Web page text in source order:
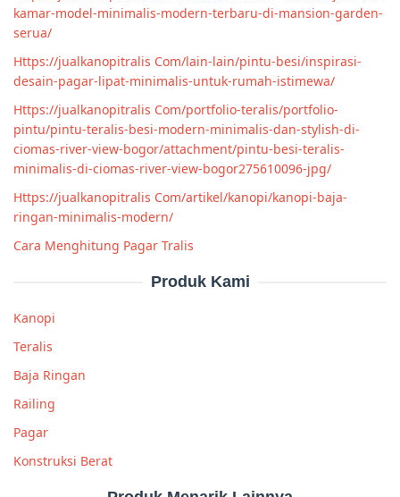
kamar-model-minimalis-modern-terbaru-di-mansion-garden-
serua/
Https://jualkanopitralis Com/lain-lain/pintu-besi/inspirasi-
desain-pagar-lipat-minimalis-untuk-rumah-istimewa/
Https://jualkanopitralis Com/portfolio-teralis/portfolio-
pintu/pintu-teralis-besi-modern-minimalis-dan-stylish-di-
ciomas-river-view-bogor/attachment/pintu-besi-teralis-
minimalis-di-ciomas-river-view-bogor275610096-jpg/
Https://jualkanopitralis Com/artikel/kanopi/kanopi-baja-
ringan-minimalis-modern/
Cara Menghitung Pagar Tralis
Produk Kami
Kanopi
Teralis
Baja Ringan
Railing
Pagar
Konstruksi Berat